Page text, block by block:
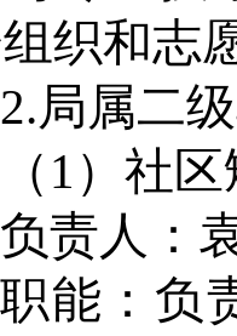
织和志
2.局属二
（1）社
负责人
职能：负